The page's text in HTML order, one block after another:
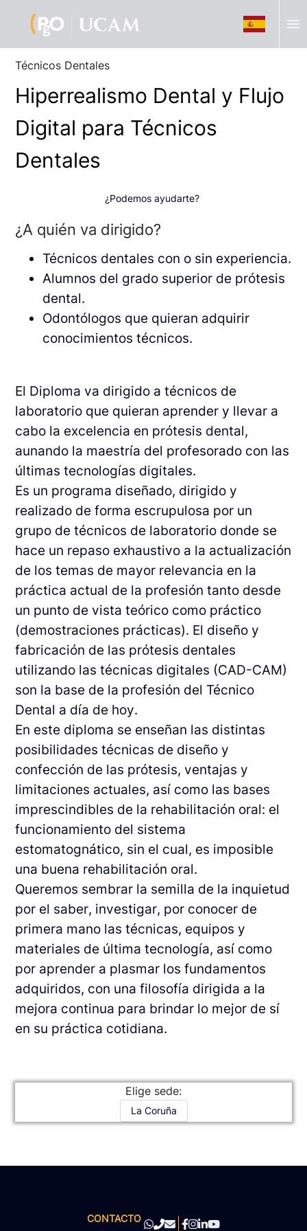
menu
Técnicos Dentales
Hiperrealismo Dental y Flujo
Digital para Técnicos
Dentales
¿Podemos ayudarte?
¿A quién va dirigido?
Técnicos dentales con o sin experiencia.
Alumnos del grado superior de prótesis
dental.
Odontólogos que quieran adquirir
conocimientos técnicos.
El Diploma va dirigido a técnicos de
laboratorio que quieran aprender y llevar a
cabo la excelencia en prótesis dental,
aunando la maestría del profesorado con las
últimas tecnologías digitales.
Es un programa diseñado, dirigido y
realizado de forma escrupulosa por un
grupo de técnicos de laboratorio donde se
hace un repaso exhaustivo a la actualización
de los temas de mayor relevancia en la
práctica actual de la profesión tanto desde
un punto de vista teórico como práctico
(demostraciones prácticas). El diseño y
fabricación de las prótesis dentales
utilizando las técnicas digitales (CAD-CAM)
son la base de la profesión del Técnico
Dental a día de hoy.
En este diploma se enseñan las distintas
posibilidades técnicas de diseño y
confección de las prótesis, ventajas y
limitaciones actuales, así como las bases
imprescindibles de la rehabilitación oral: el
funcionamiento del sistema
estomatognático, sin el cual, es imposible
una buena rehabilitación oral.
Queremos sembrar la semilla de la inquietud
por el saber, investigar, por conocer de
primera mano las técnicas, equipos y
materiales de última tecnología, así como
por aprender a plasmar los fundamentos
adquiridos, con una filosofía dirigida a la
mejora continua para brindar lo mejor de sí
en su práctica cotidiana.
Elige sede:
La Coruña
CONTACTO